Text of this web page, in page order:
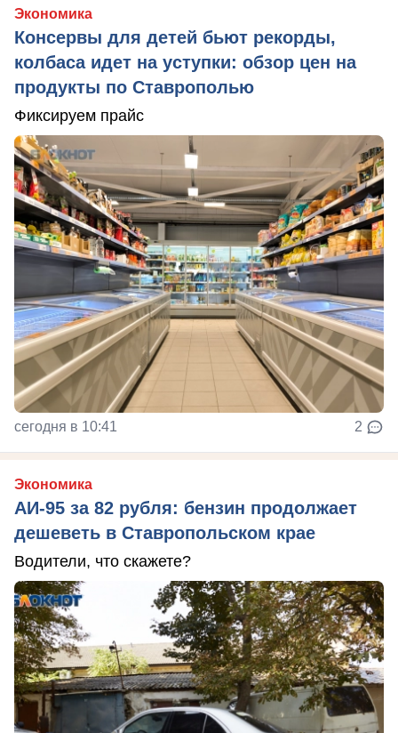
Экономика
Консервы для детей бьют рекорды,
колбаса идет на уступки: обзор цен на
продукты по Ставрополью
Фиксируем прайс
сегодня в 10:41 2
Экономика
АИ-95 за 82 рубля: бензин продолжает
дешеветь в Ставропольском крае
Водители, что скажете?